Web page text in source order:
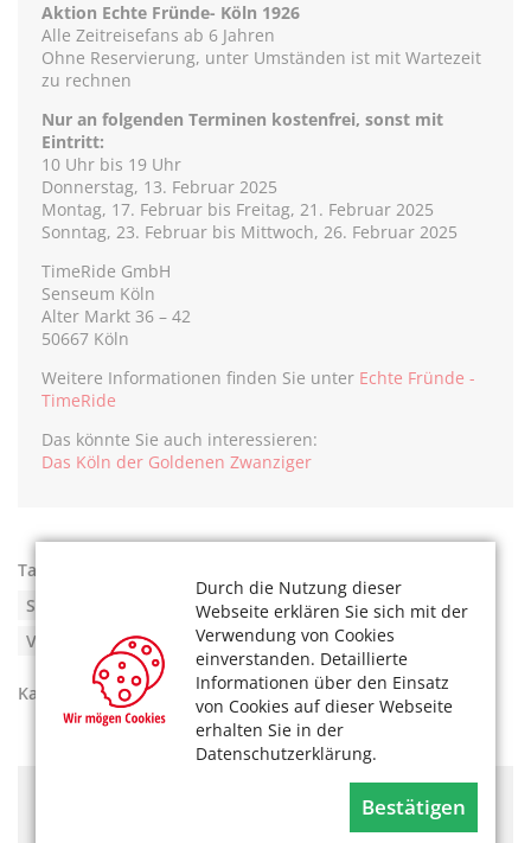
Durch die Nutzung dieser
Webseite erklären Sie sich mit der
Verwendung von Cookies
einverstanden. Detaillierte
Informationen über den Einsatz
von Cookies auf dieser Webseite
erhalten Sie in der
Datenschutzerklärung.
Bestätigen
Aktion Echte Fründe- Köln 1926
Alle Zeitreisefans ab 6 Jahren
Ohne Reservierung, unter Umständen ist mit Wartezeit
zu rechnen
Nur an folgenden Terminen kostenfrei, sonst mit
Eintritt:
10 Uhr bis 19 Uhr
Donnerstag, 13. Februar 2025
Montag, 17. Februar bis Freitag, 21. Februar 2025
Sonntag, 23. Februar bis Mittwoch, 26. Februar 2025
TimeRide GmbH
Senseum Köln
Alter Markt 36 – 42
50667 Köln
Weitere Informationen finden Sie unter Echte Fründe -
TimeRide
Das könnte Sie auch interessieren:
Das Köln der Goldenen Zwanziger
Tags:
Senseum Alter Markt , TimeRide , Virtual Reality ,
Virtuelle Zeitreisen
, Zeitreise
Kategorien: Kultur , Unser Köln
Hier könnte Werbung stehen, mit der wir uns
Cookie-Meldung.